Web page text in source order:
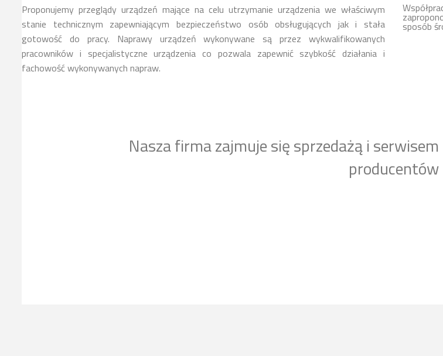
Proponujemy przeglądy urządzeń mające na celu utrzymanie urządzenia we właściwym
stanie technicznym zapewniającym bezpieczeństwo osób obsługujących jak i stała
gotowość do pracy. Naprawy urządzeń wykonywane są przez wykwalifikowanych
pracowników i specjalistyczne urządzenia co pozwala zapewnić szybkość działania i
fachowość wykonywanych napraw.
sposób
Nasza firma zajmuje się sprzedażą i
producentów